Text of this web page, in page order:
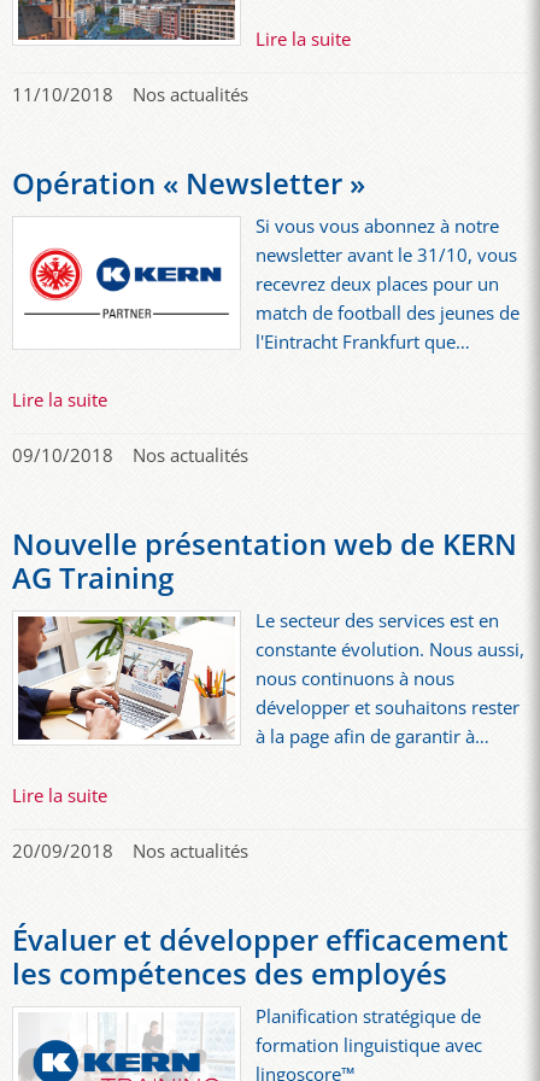
Lire la suite
11/10/2018 Nos actualités
Opération « Newsletter »
Si vous vous abonnez à notre
newsletter avant le 31/10, vous
recevrez deux places pour un
match de football des jeunes de
l'Eintracht Frankfurt que…
Lire la suite
09/10/2018 Nos actualités
Nouvelle présentation web de KERN
AG Training
Le secteur des services est en
constante évolution. Nous aussi,
nous continuons à nous
développer et souhaitons rester
à la page afin de garantir à…
Lire la suite
20/09/2018 Nos actualités
Évaluer et développer efficacement
les compétences des employés
Planification stratégique de
formation linguistique avec
lingoscore™